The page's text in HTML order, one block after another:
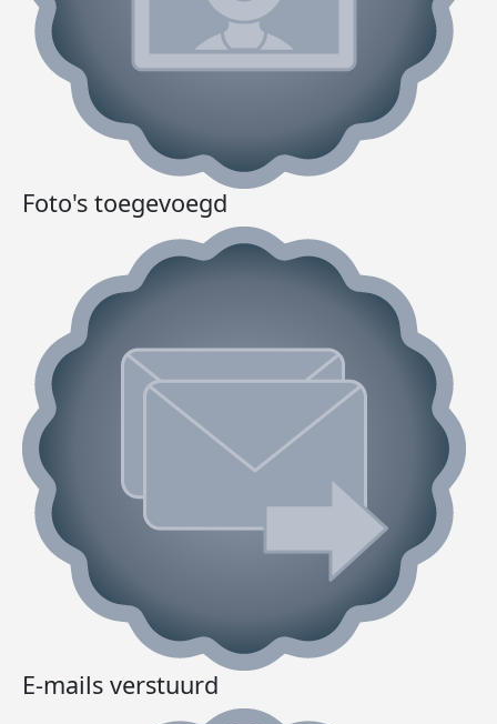
Foto's toegevoegd
E-mails verstuurd